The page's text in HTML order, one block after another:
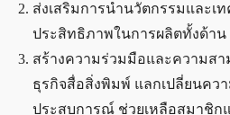
ส่งเสริมการนำนวัตกรรมและเ
ประสิทธิภาพในการผลิตทั้งด้าน
สร้างความร่วมมือและความส
ธุรกิจสื่อสิ่งพิมพ์ แลกเปลี่ยนคว
ประสบการณ์ ช่วยเหลือสมาชิ